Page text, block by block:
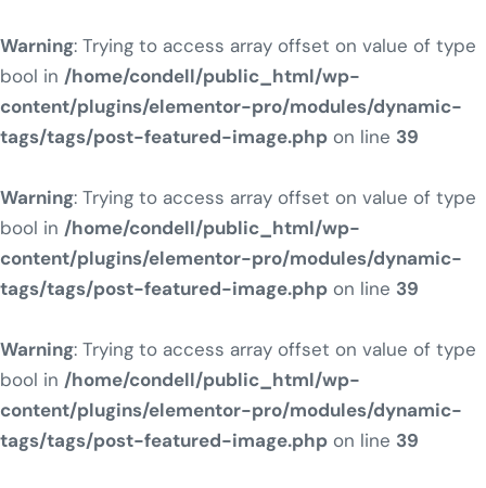
Warning: Trying to access array offset on value of type
bool in /home/condell/public_html/wp-
content/plugins/elementor-pro/modules/dynamic-
tags/tags/post-featured-image.php on line 39
Warning: Trying to access array offset on value of type
bool in /home/condell/public_html/wp-
content/plugins/elementor-pro/modules/dynamic-
tags/tags/post-featured-image.php on line 39
Warning: Trying to access array offset on value of type
bool in /home/condell/public_html/wp-
content/plugins/elementor-pro/modules/dynamic-
tags/tags/post-featured-image.php on line 39